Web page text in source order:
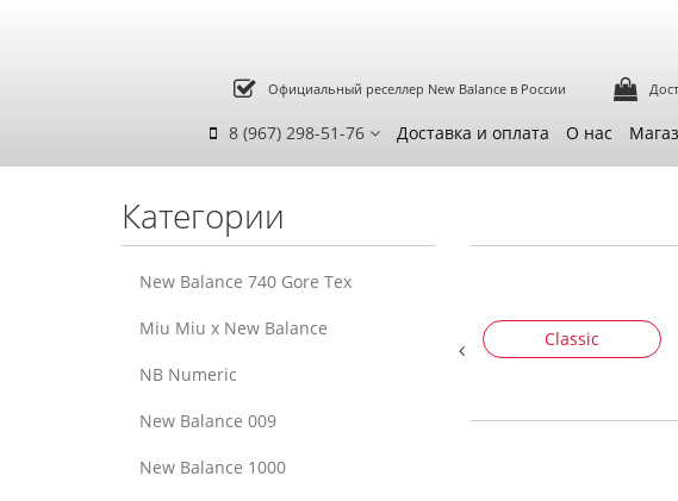
Официальный реселлер New Balance в России
8 (967) 298-51-76 Доставка и оплата О нас
Категории
New Balance 740 Gore Tex
Miu Miu x New Balance
NB Numeric
New Balance 009
New Balance 1000
Classic